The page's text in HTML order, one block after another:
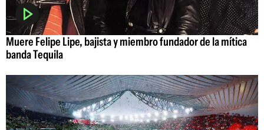
Muere Felipe Lipe, bajista y miembro fundador de la mítica
banda Tequila